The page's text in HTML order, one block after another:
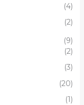
(4)
(2)
(9)
(2)
(3)
(20)
(1)